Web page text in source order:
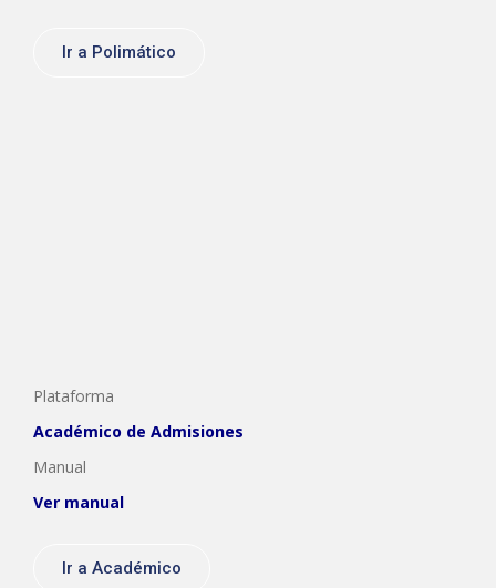
Ir a Polimático
Plataforma
Académico de Admisiones
Manual
Ver manual
Ir a Académico